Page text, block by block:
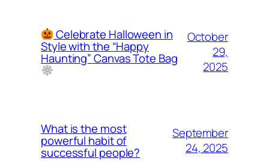
Celebrate Halloween in
Style with the “Happy
Haunting” Canvas Tote Bag
October
29,
2025
What is the most
powerful habit of
successful people?
September
24, 2025